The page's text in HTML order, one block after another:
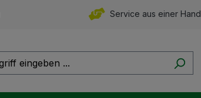
Service aus einer Hand